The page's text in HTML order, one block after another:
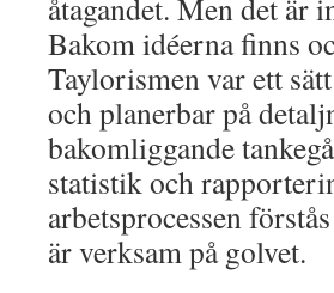
åtagandet. Men det är
Bakom idéerna finns
Taylorismen var ett
och planerbar på
bakomliggande
statistik och
arbetsprocessen
är verksam på golvet.